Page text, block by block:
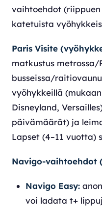
vaihtoehdot
katetuista
Paris Visite
matkustus metrossa/
busseissa/
vyöhykkeillä
Disneyland,
päivämäärät) ja
Lapset (4–11 vuotta)
Navigo-vaihtoehdot
Navigo Easy:
voi ladata t+